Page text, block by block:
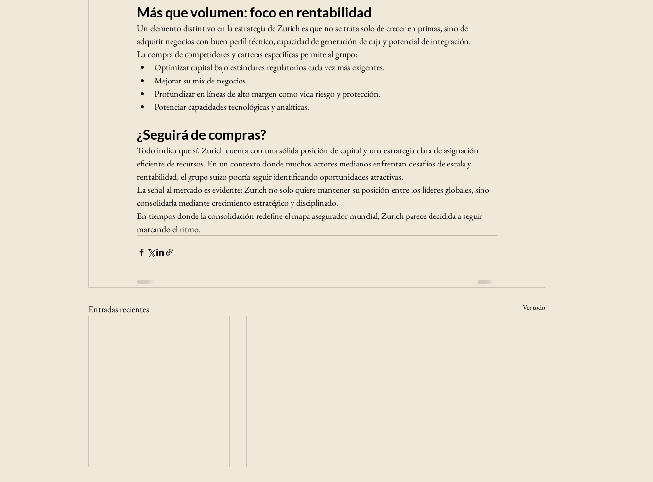
Más que volumen: foco en rentabilidad
Un elemento distintivo en la estrategia de Zurich es que no se trata solo de crecer en primas, sino de
adquirir negocios con buen perfil técnico, capacidad de generación de caja y potencial de integración.
La compra de competidores y carteras específicas permite al grupo:
Optimizar capital bajo estándares regulatorios cada vez más exigentes.
Mejorar su mix de negocios.
Profundizar en líneas de alto margen como vida riesgo y protección.
Potenciar capacidades tecnológicas y analíticas.
¿Seguirá de compras?
Todo indica que sí. Zurich cuenta con una sólida posición de capital y una estrategia clara de asignación
eficiente de recursos. En un contexto donde muchos actores medianos enfrentan desafíos de escala y
rentabilidad, el grupo suizo podría seguir identificando oportunidades atractivas.
La señal al mercado es evidente: Zurich no solo quiere mantener su posición entre los líderes globales, sino
consolidarla mediante crecimiento estratégico y disciplinado.
En tiempos donde la consolidación redefine el mapa asegurador mundial, Zurich parece decidida a seguir
marcando el ritmo.
Entradas recientes Ver todo